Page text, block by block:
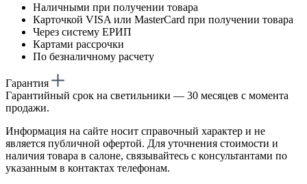
Наличными при получении товара
Карточкой VISA или MasterCard при получении товара
Через систему ЕРИП
Картами рассрочки
По безналичному расчету
Гарантия
Гарантийный срок на светильники — 30 месяцев с момента
продажи.
Информация на сайте носит справочный характер и не
является публичной офертой. Для уточнения стоимости и
наличия товара в салоне, связывайтесь с консультантами по
указанным в контактах телефонам.